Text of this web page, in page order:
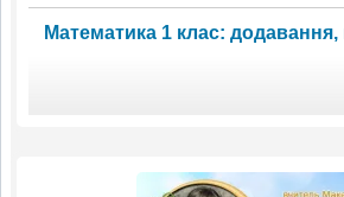
Математика 1 клас: додавання,